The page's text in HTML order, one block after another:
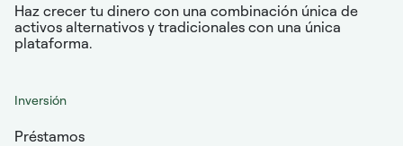
Haz crecer tu dinero con una combinación única de
activos alternativos y tradicionales con una única
plataforma.
Inversión
Préstamos